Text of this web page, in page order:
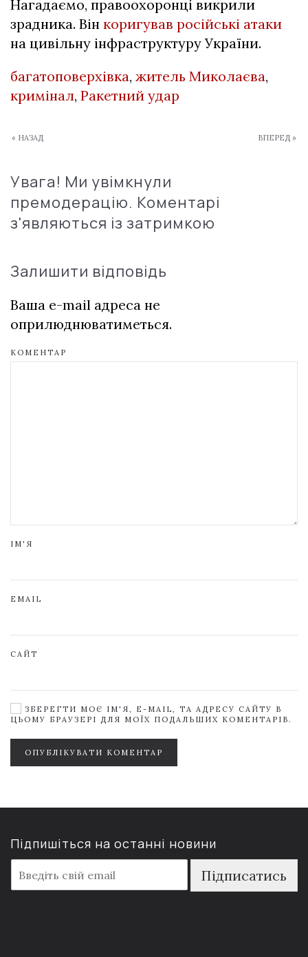
Нагадаємо, правоохоронці викрили
зрадника. Він коригував російські атаки
на цивільну інфраструктуру України.
багатоповерхівка, житель Миколаєва,
кримінал, Ракетний удар
« НАЗАД ВПЕРЕД »
Увага! Ми увімкнули
премодерацію. Коментарі
з'являються із затримкою
Залишити відповідь
Ваша e-mail адреса не
оприлюднюватиметься.
КОМЕНТАР
ІМ'Я
EMAIL
САЙТ
ЗБЕРЕГТИ МОЄ ІМ'Я, E-MAIL, ТА АДРЕСУ САЙТУ В
ЦЬОМУ БРАУЗЕРІ ДЛЯ МОЇХ ПОДАЛЬШИХ КОМЕНТАРІВ.
ОПУБЛІКУВАТИ КОМЕНТАР
Підпишіться на останні новини
m
a
Підписатись